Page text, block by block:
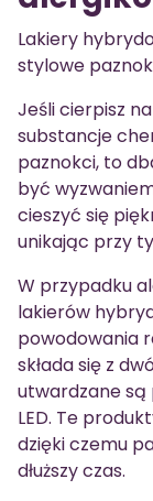
Lakiery
stylowe
Jeśli cierpisz
substancje
paznokci, to
być
cieszyć się
unikając przy
W przypadku
lakierów
powodowania
składa się z
utwardzane są
LED. Te
dzięki czemu
dłuższy czas.